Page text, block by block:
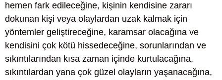
hemen fark edileceğine, kişinin kendisine zararı
dokunan kişi veya olaylardan uzak kalmak için
yöntemler geliştireceğine, karamsar olacağına ve
kendisini çok kötü hissedeceğine, sorunlarından ve
sıkıntılarından kısa zaman içinde kurtulacağına,
sıkıntılardan yana çok güzel olayların yaşanacağına,